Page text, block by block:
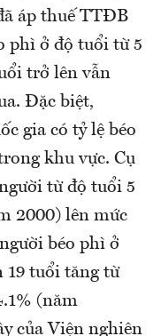
áp thuế TTĐB
phì ở độ tuổi từ 5
trở lên vẫn
Đặc biệt,
gia có tỷ lệ béo
khu vực. Cụ
từ độ tuổi 5
2000) lên mức
béo phì ở
19 tuổi tăng từ
(năm
của Viện nghiên